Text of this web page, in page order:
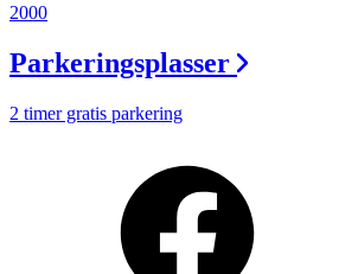
2000
Parkeringsplasser
2 timer gratis parkering